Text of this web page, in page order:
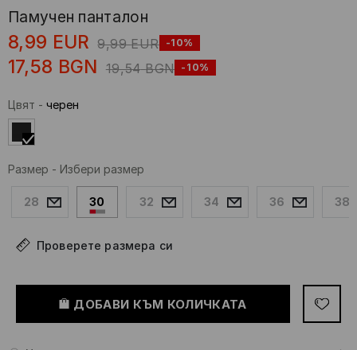
Памучен панталон
8,99 EUR 9,99 EUR -10%
17,58 BGN 19,54 BGN -10%
Цвят - черeн
Размер - Избери размер
28 30 32 34 36 38
Проверете размера си
ДОБАВИ КЪМ КОЛИЧКАТА